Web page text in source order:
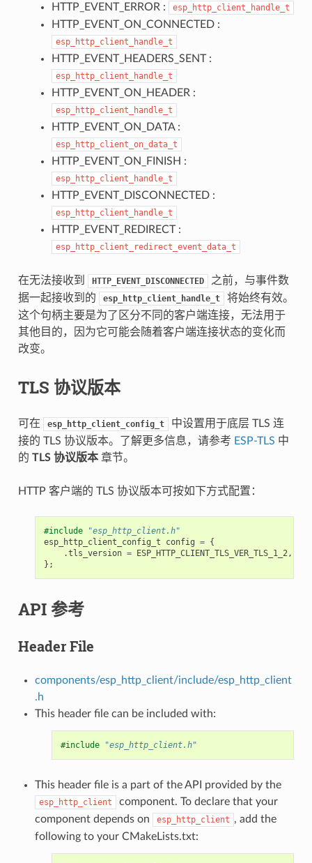
HTTP_EVENT_ERROR : esp_http_client_handle_t
HTTP_EVENT_ON_CONNECTED :
esp_http_client_handle_t
HTTP_EVENT_HEADERS_SENT :
esp_http_client_handle_t
HTTP_EVENT_ON_HEADER :
esp_http_client_handle_t
HTTP_EVENT_ON_DATA :
esp_http_client_on_data_t
HTTP_EVENT_ON_FINISH :
esp_http_client_handle_t
HTTP_EVENT_DISCONNECTED :
esp_http_client_handle_t
HTTP_EVENT_REDIRECT :
esp_http_client_redirect_event_data_t
在无法接收到 HTTP_EVENT_DISCONNECTED
之前，与事件数
据一起接收到的
esp_http_client_handle_t
将始终有效。
这个句柄主要是为了区分不同的客户端连接，无法用于
其他目的，因为它可能会随着客户端连接状态的变化而
改变。
TLS 协议版本
可在 esp_http_client_config_t
中设置用于底层 TLS 连
接的 TLS 协议版本。了解更多信息，请参考 ESP-TLS 中
的 TLS 协议版本章节。
HTTP 客户端的 TLS 协议版本可按如下方式配置：
#include
"esp_http_client.h"
esp_http_client_config_t
config = {
.tls_version = ESP_HTTP_CLIENT_TLS_VER_TLS_1_2,
};
API 参考
Header File
components/esp_http_client/include/esp_http_client
.h
This header file can be included with:
#include "esp_http_client.h"
This header file is a part of the API provided by the
esp_http_client
component. To declare that your
component depends on
esp_http_client , add the
following to your CMakeLists.txt: